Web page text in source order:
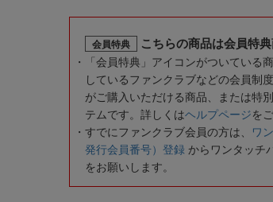
会員特典 こちらの商品は会員特
「会員特典」アイコンがついている
しているファンクラブなどの会員制
がご購入いただける商品、または特
テムです。詳しくはヘルプページを
すでにファンクラブ会員の方は、
ワ
発行会員番号）登録 からワンタッチ
をお願いします。